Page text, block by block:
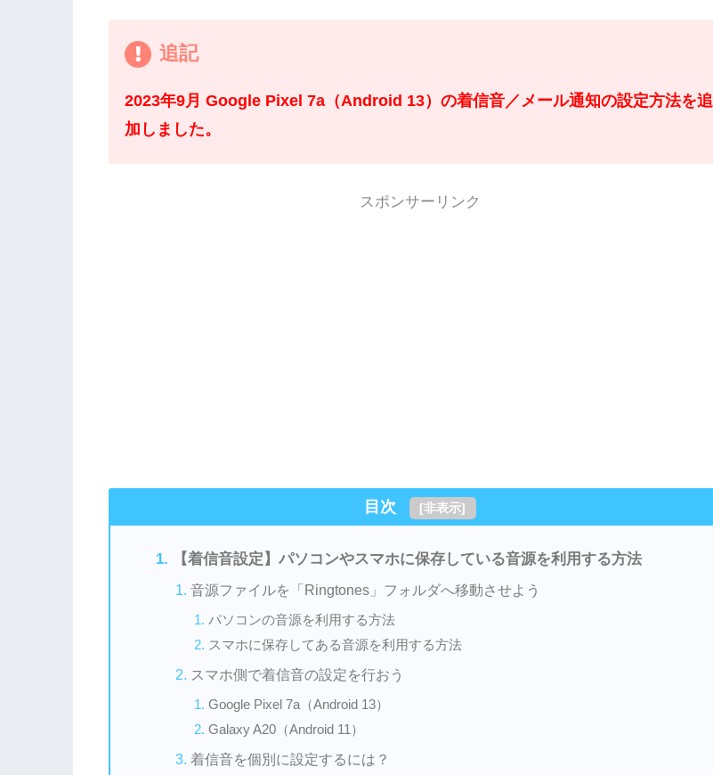
追記
2023年9月 Google Pixel 7a（Android 13）の着信音／メール通知の設定方法を追
加しました。
スポンサーリンク
目次 [非表示]
【着信音設定】パソコンやスマホに保存している音源を利用する方法
音源ファイルを「Ringtones」フォルダへ移動させよう
パソコンの音源を利用する方法
スマホに保存してある音源を利用する方法
スマホ側で着信音の設定を行おう
Google Pixel 7a（Android 13）
Galaxy A20（Android 11）
着信音を個別に設定するには？